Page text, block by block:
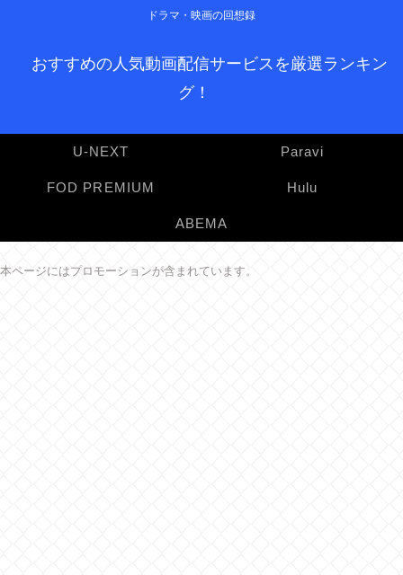
ドラマ・映画の回想録
おすすめの人気動画配信サービスを厳選ランキン
グ！
U-NEXT Paravi
FOD PREMIUM Hulu
ABEMA
本ページにはプロモーションが含まれています。